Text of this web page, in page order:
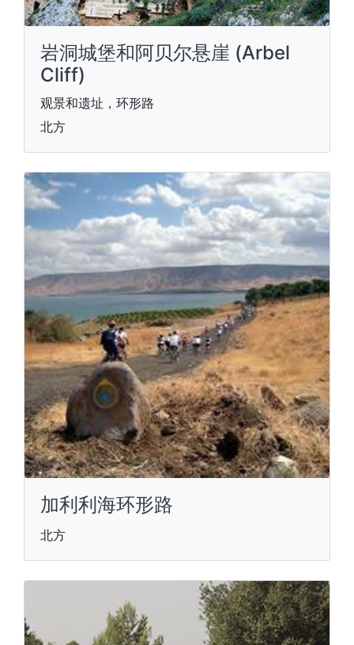
岩洞城堡和阿贝尔悬崖 (Arbel
Cliff)
观景和遗址，环形路
北方
加利利海环形路
北方